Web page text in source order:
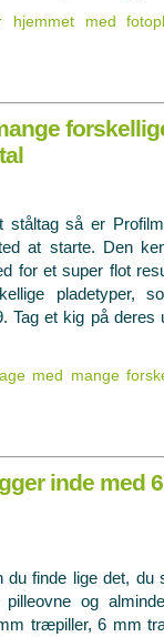
med
så er
at starte. Den
for et super flot
pladetyper,
Tag et kig på deres
med mange
inde med
du finde lige det, du
og
træpiller, 6 mm